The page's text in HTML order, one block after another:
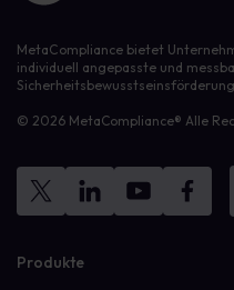
MetaCompliance bietet
individuell angepasste und
© 2026 MetaCompliance® Alle
Produkte